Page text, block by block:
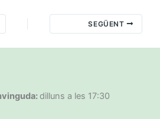
SEGÜENT
dilluns a les 17:30